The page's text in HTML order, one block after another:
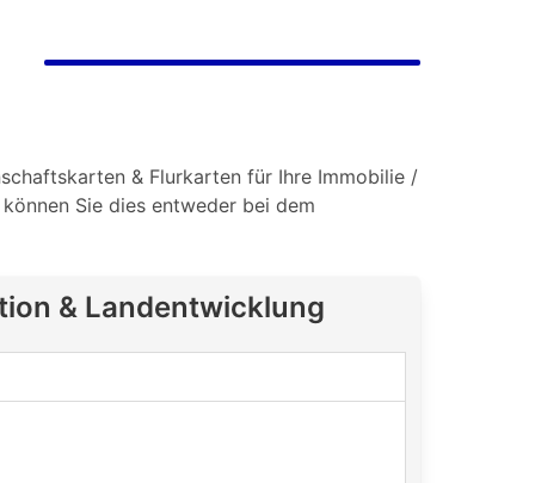
& Flurkarten für Ihre Immobilie /
Sie dies entweder bei dem
& Landentwicklung